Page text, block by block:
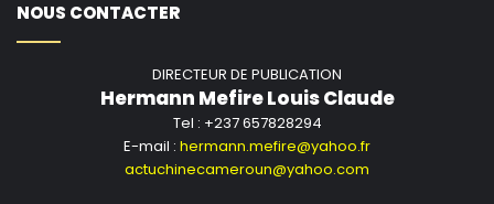
NOUS CONTACTER
DIRECTEUR DE PUBLICATION
Hermann Mefire Louis Claude
Tel : +237 657828294
E-mail : hermann.mefire@yahoo.fr
actuchinecameroun@yahoo.com